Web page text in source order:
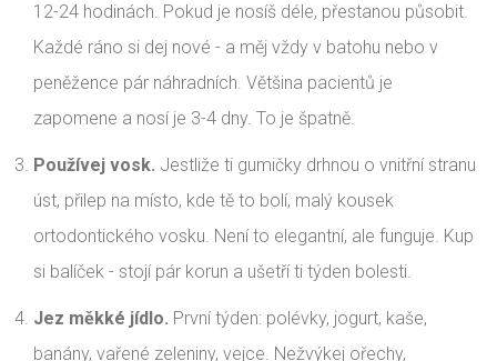
12-24 hodinách. Pokud je nosíš déle, přestanou působit.
Každé ráno si dej nové - a měj vždy v batohu nebo v
peněžence pár náhradních. Většina pacientů je
zapomene a nosí je 3-4 dny. To je špatně.
Používej vosk. Jestliže ti gumičky drhnou o vnitřní stranu
úst, přilep na místo, kde tě to bolí, malý kousek
ortodontického vosku. Není to elegantní, ale funguje. Kup
si balíček - stojí pár korun a ušetří ti týden bolesti.
Jez měkké jídlo. První týden: polévky, jogurt, kaše,
banány, vařené zeleniny, vejce. Nežvýkej ořechy,